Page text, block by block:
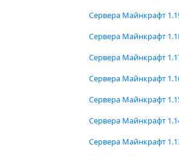
Сервера Майнкрафт
Сервера Майнкрафт
Сервера Майнкрафт
Сервера Майнкрафт
Сервера Майнкрафт
Сервера Майнкрафт
Сервера Майнкрафт